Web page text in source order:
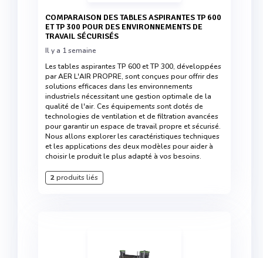
COMPARAISON DES TABLES ASPIRANTES TP 600
ET TP 300 POUR DES ENVIRONNEMENTS DE
TRAVAIL SÉCURISÉS
Il y a 1 semaine
Les tables aspirantes TP 600 et TP 300, développées
par AER L'AIR PROPRE, sont conçues pour offrir des
solutions efficaces dans les environnements
industriels nécessitant une gestion optimale de la
qualité de l'air. Ces équipements sont dotés de
technologies de ventilation et de filtration avancées
pour garantir un espace de travail propre et sécurisé.
Nous allons explorer les caractéristiques techniques
et les applications des deux modèles pour aider à
choisir le produit le plus adapté à vos besoins.
2produits liés